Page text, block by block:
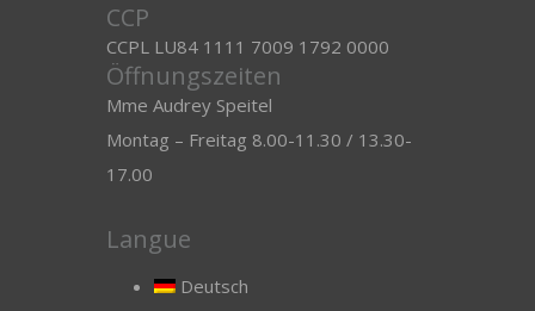
CCP
CCPL LU84 1111 7009 1792 0000
Öffnungszeiten
Mme Audrey Speitel
Montag – Freitag 8.00-11.30 / 13.30-
17.00
Langue
Deutsch